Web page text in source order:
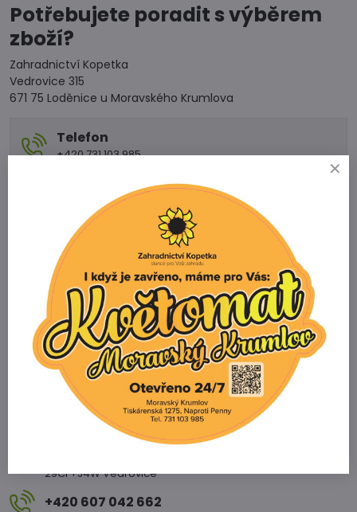
Potřebujete poradit s výběrem
zboží?
Zahradnictví Kopetka
Vedrovice 315
671 75 Loděnice u Moravského Krumlova
Telefon
+420 731 103 985
+420 607 042 662
Email
info@zahradnictvikopetka.cz
Zahradnictví Vedrovice
Vedrovice 315
29CF+J4W Vedrovice
+420 607 042 662